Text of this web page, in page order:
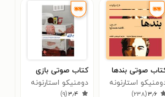
صوتی بندها
استارنونه
۳٫۶(۲۳۸)
کتاب صوتی بازی
دومنیکو استارنونه
۳٫۴(۹)